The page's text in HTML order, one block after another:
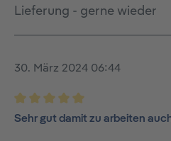
Lieferung - gerne wieder
30. März 2024 06:44
Bewertung mit 5 von 5
Sehr gut damit zu arbeiten